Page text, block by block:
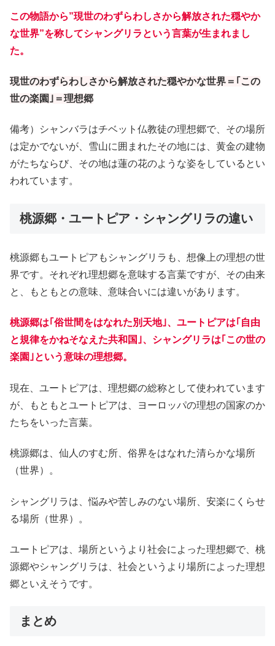
この物語から”現世のわずらわしさから解放された穏やか
な世界”を称してシャングリラという言葉が生まれまし
た。
現世のわずらわしさから解放された穏やかな世界＝｢この
世の楽園｣＝理想郷
備考）シャンバラはチベット仏教徒の理想郷で、その場所
は定かでないが、雪山に囲まれたその地には、黄金の建物
がたちならび、その地は蓮の花のような姿をしているとい
われています。
桃源郷・ユートピア・シャングリラの違い
桃源郷もユートピアもシャングリラも、想像上の理想の世
界です。それぞれ理想郷を意味する言葉ですが、その由来
と、もともとの意味、意味合いには違いがあります。
桃源郷は｢俗世間をはなれた別天地｣、ユートピアは｢自由
と規律をかねそなえた共和国｣、シャングリラは｢この世の
楽園｣という意味の理想郷。
現在、ユートピアは、理想郷の総称として使われています
が、もともとユートピアは、ヨーロッパの理想の国家のか
たちをいった言葉。
桃源郷は、仙人のすむ所、俗界をはなれた清らかな場所
（世界）。
シャングリラは、悩みや苦しみのない場所、安楽にくらせ
る場所（世界）。
ユートピアは、場所というより社会によった理想郷で、桃
源郷やシャングリラは、社会というより場所によった理想
郷といえそうです。
まとめ